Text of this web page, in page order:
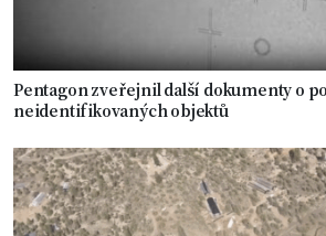
Pentagon zveřejnil další dokumenty o
neidentifikovaných objektů